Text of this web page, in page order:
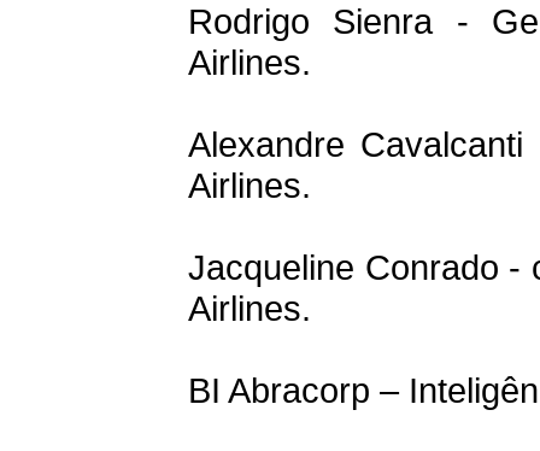
Rodrigo Sienra -
Airlines.
Alexandre
Airlines.
Jacqueline Conrado -
Airlines.
BI Abracorp –